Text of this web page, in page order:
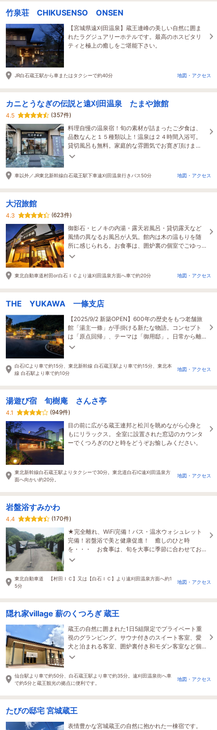
竹泉荘 CHIKUSENSO ONSEN
【宮城県遠刈田温泉】蔵王連峰の美しい自然に囲ま
れたラグジュアリーホテルです。最高のホスピタリ
ティと極上の癒しをご堪能下さい。
JR白石蔵王駅から車またはタクシーで約40分 地図・アクセス
カニとうなぎの伝説と遠刈田温泉 たまや旅館
4.5
(357件)
料理自慢の温泉宿！旬の素材が詰まったご夕食は、
品数なんと１５種類以上！温泉は２４時間入浴可。
貸切風呂も無料。家庭的な雰囲気でお寛ぎ頂けま
す。早割限定プラン配信中！
車以外／JR東北新幹線白石蔵王駅下車遠刈田温泉行きバス50分 地図・アクセス
大沼旅館
4.3
(623件)
御影石・ヒノキの内湯・露天岩風呂・貸切露天など
風情の異なるお風呂が人気。館内は木の温もりを随
所に感じられる。お食事は、囲炉裏の個室でごゆっ
くりとお召し上がりいただけます。
東北自動車道村田or白石ＩＣより遠刈田温泉方面へ車で約20分 地図・アクセス
THE YUKAWA 一條支店
【2025/9/2 新築OPEN】600年の歴史をもつ老舗旅
館「湯主一條」が手掛ける新たな物語。コンセプト
は「原点回帰」、テーマは「御用邸」。日常から離
れ”静寂の贅沢”の中で心の赴くままにお過ごしくださ
白石ICより車で約15分、東北新幹線 白石蔵王駅より車で約15分、東北本
線 白石駅より車で約10分
地図・アクセス
湯遊び宿 旬樹庵 さんさ亭
4.1
(949件)
目の前に広がる蔵王連邦と松川を眺めながら心身と
もにリラックス。 全室に設置された窓辺のカウンタ
ーでくつろぎのひと時をどうぞお愉しみください。
東北新幹線白石蔵王駅よりタクシーで30分。東北道白石IC遠刈田温泉方
面へ向かい約20分。
地図・アクセス
岩盤浴すみかわ
4.4
(170件)
★完全離れ、WiFi完備！バス・温水ウォシュレット
完備！岩盤浴で美と健康促進！ 癒しのひと時
を・・・ お食事は、旬を大事に季節に合わせてお
出しします 6月現在 川沿いお部屋バルコニーから
東北自動車道 【村田ＩＣ】又は【白石ＩＣ】より遠刈田温泉方面へ約1
5分
地図・アクセス
隠れ家village 薪のくつろぎ 蔵王
蔵王の自然に囲まれた1日5組限定でプライベート重
視のグランピング。サウナ付きのスイート客室、愛
犬と泊まれる客室、囲炉裏付き和モダン客室など個
性豊かな全5棟をご用意。記念日や家族旅行にもおす
仙台駅より車で約50分、白石蔵王駅より車で約35分。遠刈田温泉街へ車
で約5分と蔵王観光の拠点に便利です。
地図・アクセス
たびの邸宅 宮城蔵王
表情豊かな宮城蔵王の自然に抱かれた一棟宿です。